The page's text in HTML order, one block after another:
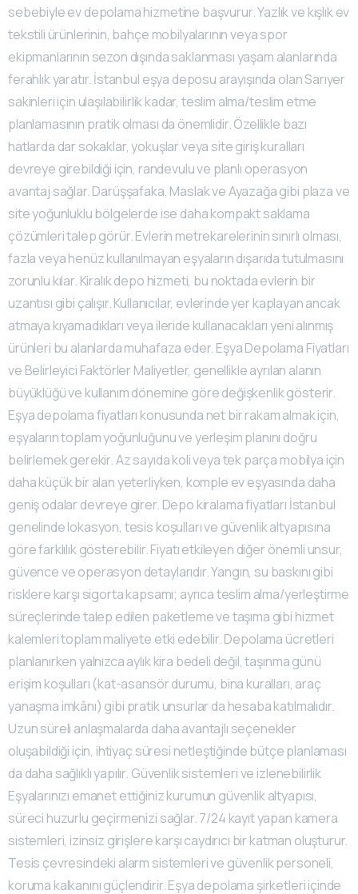
sebebiyle ev depolama hizmetine başvurur. Yazlık ve kışlık ev
tekstili ürünlerinin, bahçe mobilyalarının veya spor
ekipmanlarının sezon dışında saklanması yaşam alanlarında
ferahlık yaratır. İstanbul eşya deposu arayışında olan Sarıyer
sakinleri için ulaşılabilirlik kadar, teslim alma/teslim etme
planlamasının pratik olması da önemlidir. Özellikle bazı
hatlarda dar sokaklar, yokuşlar veya site giriş kuralları
devreye girebildiği için, randevulu ve planlı operasyon
avantaj sağlar. Darüşşafaka, Maslak ve Ayazağa gibi plaza ve
site yoğunluklu bölgelerde ise daha kompakt saklama
çözümleri talep görür. Evlerin metrekarelerinin sınırlı olması,
fazla veya henüz kullanılmayan eşyaların dışarıda tutulmasını
zorunlu kılar. Kiralık depo hizmeti, bu noktada evlerin bir
uzantısı gibi çalışır. Kullanıcılar, evlerinde yer kaplayan ancak
atmaya kıyamadıkları veya ileride kullanacakları yeni alınmış
ürünleri bu alanlarda muhafaza eder. Eşya Depolama Fiyatları
ve Belirleyici Faktörler Maliyetler, genellikle ayrılan alanın
büyüklüğü ve kullanım dönemine göre değişkenlik gösterir.
Eşya depolama fiyatları konusunda net bir rakam almak için,
eşyaların toplam yoğunluğunu ve yerleşim planını doğru
belirlemek gerekir. Az sayıda koli veya tek parça mobilya için
daha küçük bir alan yeterliyken, komple ev eşyasında daha
geniş odalar devreye girer. Depo kiralama fiyatları İstanbul
genelinde lokasyon, tesis koşulları ve güvenlik altyapısına
göre farklılık gösterebilir. Fiyatı etkileyen diğer önemli unsur,
güvence ve operasyon detaylarıdır. Yangın, su baskını gibi
risklere karşı sigorta kapsamı; ayrıca teslim alma/yerleştirme
süreçlerinde talep edilen paketleme ve taşıma gibi hizmet
kalemleri toplam maliyete etki edebilir. Depolama ücretleri
planlanırken yalnızca aylık kira bedeli değil, taşınma günü
erişim koşulları (kat-asansör durumu, bina kuralları, araç
yanaşma imkânı) gibi pratik unsurlar da hesaba katılmalıdır.
Uzun süreli anlaşmalarda daha avantajlı seçenekler
oluşabildiği için, ihtiyaç süresi netleştiğinde bütçe planlaması
da daha sağlıklı yapılır. Güvenlik sistemleri ve izlenebilirlik
Eşyalarınızı emanet ettiğiniz kurumun güvenlik altyapısı,
süreci huzurlu geçirmenizi sağlar. 7/24 kayıt yapan kamera
sistemleri, izinsiz girişlere karşı caydırıcı bir katman oluşturur.
Tesis çevresindeki alarm sistemleri ve güvenlik personeli,
koruma kalkanını güçlendirir. Eşya depolama şirketleri içinde